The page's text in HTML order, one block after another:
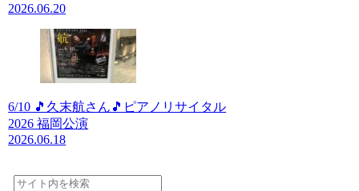
2026.06.20
6/10 🎵久末航さん🎵ピアノリサイタル
2026 福岡公演
2026.06.18